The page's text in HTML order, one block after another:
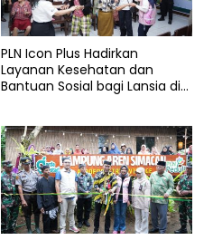
PLN Icon Plus Hadirkan
Layanan Kesehatan dan
Bantuan Sosial bagi Lansia di